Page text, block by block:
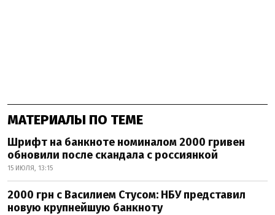
МАТЕРИАЛЫ ПО ТЕМЕ
Шрифт на банкноте номиналом 2000 гривен
обновили после скандала с россиянкой
15 ИЮЛЯ, 13:15
2000 грн с Василием Стусом: НБУ представил
новую крупнейшую банкноту